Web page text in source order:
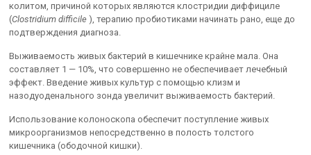
колитом, причиной которых являются клостридии диффициле
(Clostridium difficile ), терапию пробиотиками начинать рано, еще до
подтверждения диагноза.
Выживаемость живых бактерий в кишечнике крайне мала. Она
составляет 1 — 10%, что совершенно не обеспечивает лечебный
эффект. Введение живых культур с помощью клизм и
назодуоденального зонда увеличит выживаемость бактерий.
Использование колоноскопа обеспечит поступление живых
микроорганизмов непосредственно в полость толстого
кишечника (ободочной кишки).